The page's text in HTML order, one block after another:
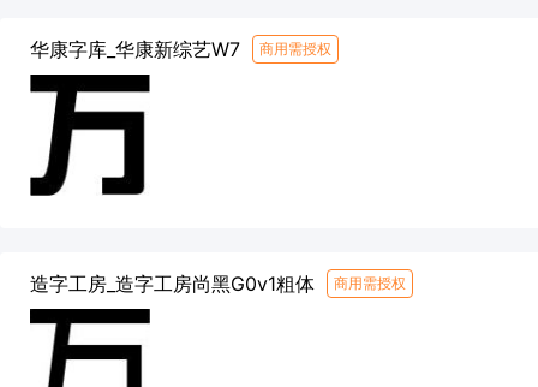
华康字库_华康新综艺W7 商用需授权
造字工房_造字工房尚黑G0v1粗体 商用需授权